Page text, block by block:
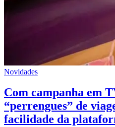
Novidades
Com campanha em
“perrengues” de
facilidade da